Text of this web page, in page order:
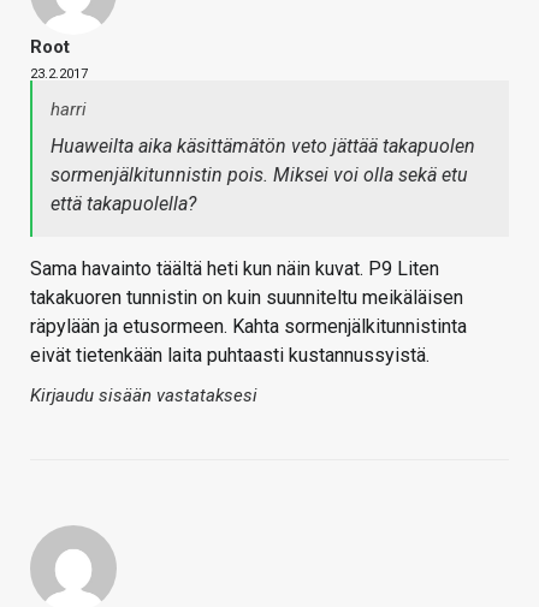
Root
23.2.2017
harri
Huaweilta aika käsittämätön veto jättää takapuolen
sormenjälkitunnistin pois. Miksei voi olla sekä etu
että takapuolella?
Sama havainto täältä heti kun näin kuvat. P9 Liten
takakuoren tunnistin on kuin suunniteltu meikäläisen
räpylään ja etusormeen. Kahta sormenjälkitunnistinta
eivät tietenkään laita puhtaasti kustannussyistä.
Kirjaudu sisään vastataksesi